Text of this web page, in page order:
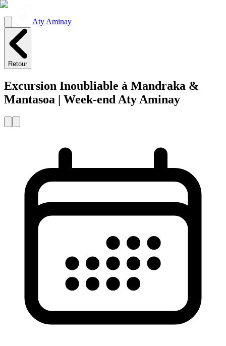
Aty Aminay
Retour
Excursion Inoubliable à Mandraka &
Mantasoa | Week-end Aty Aminay